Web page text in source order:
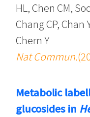
HL, Chen CM,
Chang CP, Chan
Chern Y
Nat Commun.
Metabolic
glucosides in